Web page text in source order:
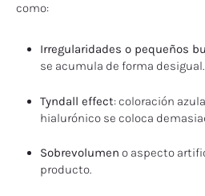
como:
Irregularidades o pequeños
se acumula de forma desigual.
Tyndall effect: coloración
hialurónico se coloca
Sobrevolumen o aspecto
producto.